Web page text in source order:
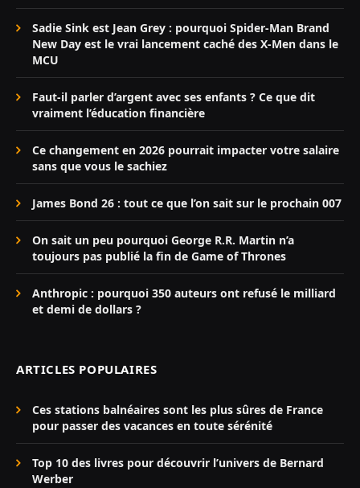
Sadie Sink est Jean Grey : pourquoi Spider-Man Brand
New Day est le vrai lancement caché des X-Men dans le
MCU
Faut-il parler d’argent avec ses enfants ? Ce que dit
vraiment l’éducation financière
Ce changement en 2026 pourrait impacter votre salaire
sans que vous le sachiez
James Bond 26 : tout ce que l’on sait sur le prochain 007
On sait un peu pourquoi George R.R. Martin n’a
toujours pas publié la fin de Game of Thrones
Anthropic : pourquoi 350 auteurs ont refusé le milliard
et demi de dollars ?
ARTICLES POPULAIRES
Ces stations balnéaires sont les plus sûres de France
pour passer des vacances en toute sérénité
Top 10 des livres pour découvrir l’univers de Bernard
Werber